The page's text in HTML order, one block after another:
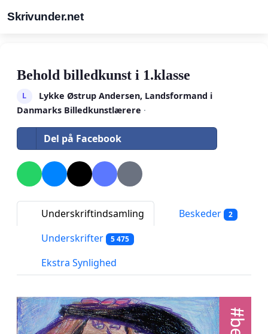
Skrivunder.net
Behold billedkunst i 1.klasse
L
Lykke Østrup Andersen, Landsformand i
Danmarks Billedkunstlærere ·
Del på Facebook
Underskriftindsamling Beskeder 2
Underskrifter 5 475
Ekstra Synlighed